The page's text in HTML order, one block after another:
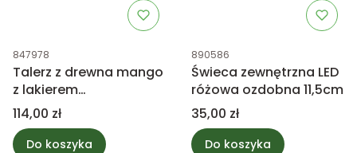
Kod produktu
847978
Talerz z drewna mango
z lakierem
bezpiecznym dla
żywności, mieszanka
FSC 70%
Cena
114,00 zł
Do koszyka
Kod produktu
890586
Świeca zewnętrzna LED
różowa ozdobna 11,5cm
Cena
35,00 zł
Do koszyka